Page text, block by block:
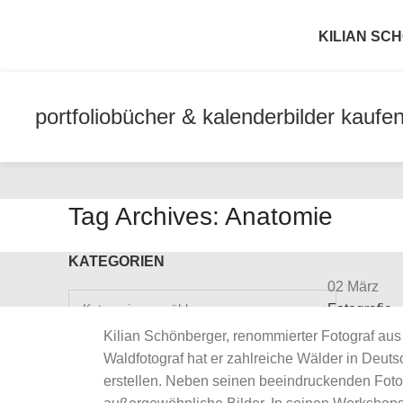
KILIAN
portfoliobücher & kalenderbilder kaufen
Tag Archives: Anatomie
02 März
Fotografie
KATEGORIEN
Kategorien
Kilian Schönberger, renommierter Fotograf
Waldfotograf hat er zahlreiche Wälder in
erstellen. Neben seinen beeindruckenden